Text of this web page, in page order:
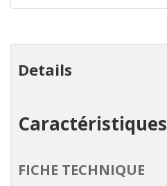
reste
que
Details
Caractéristiques
FICHE TECHNIQUE